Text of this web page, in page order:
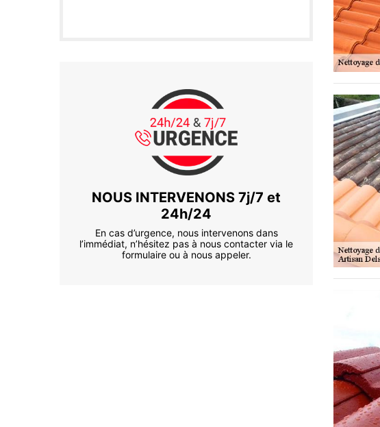
NOUS INTERVENONS 7j/7 et
24h/24
En cas d’urgence, nous intervenons dans
l’immédiat, n’hésitez pas à nous contacter via le
formulaire ou à nous appeler.